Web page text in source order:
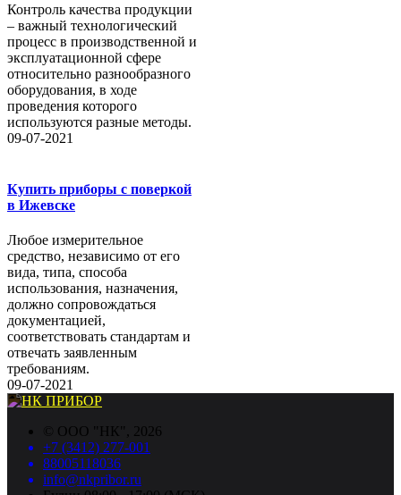
Контроль качества продукции
– важный технологический
процесс в производственной и
эксплуатационной сфере
относительно разнообразного
оборудования, в ходе
проведения которого
используются разные методы.
09-07-2021
Купить приборы с поверкой
в Ижевске
Любое измерительное
средство, независимо от его
вида, типа, способа
использования, назначения,
должно сопровождаться
документацией,
соответствовать стандартам и
отвечать заявленным
требованиям.
09-07-2021
© ООО "НК", 2026
+7 (3412) 277-001
88005118036
info@nkpribor.ru